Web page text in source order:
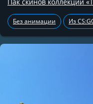
Без анимации Из